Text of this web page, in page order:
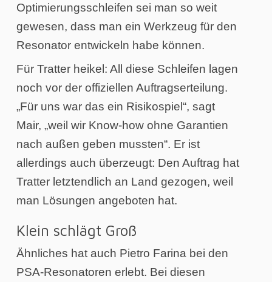
Optimierungsschleifen sei man so weit
gewesen, dass man ein Werkzeug für den
Resonator entwickeln habe können.
Für Tratter heikel: All diese Schleifen lagen
noch vor der offiziellen Auftragserteilung.
„Für uns war das ein Risikospiel“, sagt
Mair, „weil wir Know-how ohne Garantien
nach außen geben mussten“. Er ist
allerdings auch überzeugt: Den Auftrag hat
Tratter letztendlich an Land gezogen, weil
man Lösungen angeboten hat.
Klein schlägt Groß
Ähnliches hat auch Pietro Farina bei den
PSA-Resonatoren erlebt. Bei diesen